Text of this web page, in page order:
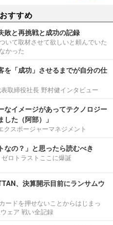
すすめ
敗と再挑戦と成功の記録
いて取材させて欲しいと頼んでいた
かった
を「成功」させるまでが自分の仕
取締役社長 野村健インタビュー
なイメージがあってテクノロジー
た（阿部）」
クスポージャーマネジメント
なの？」と思ったら読むべき
ロトラストここに爆誕
、決算開示目前にランサムウ
ードを押せないことからはじまっ
ェア 戦い全記録